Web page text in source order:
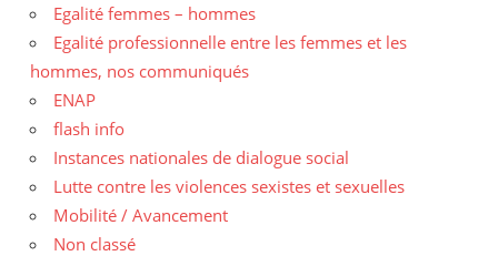
Egalité femmes – hommes
Egalité professionnelle entre les femmes et les
hommes, nos communiqués
ENAP
flash info
Instances nationales de dialogue social
Lutte contre les violences sexistes et sexuelles
Mobilité / Avancement
Non classé